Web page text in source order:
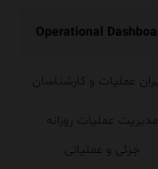
Operational
عملیات و کارشناسان
مدیریت عملیات روزانه
جزئی و عملیاتی